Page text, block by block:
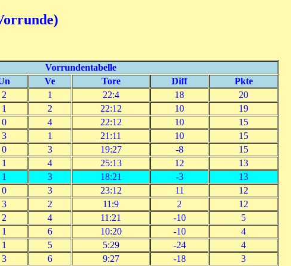
Vorrundentabelle
Ve Tore Diff
Pkte
2 1 22:4 18
20
1 2 22:12 10
19
0 4 22:12 10
15
3 1 21:11 10
15
0 3 19:27 -8
15
1 4 25:13 12
13
1 3 18:21 -3
13
0 3 23:12 11
12
3 2 11:9 2
12
2 4 11:21 -10
5
1 6 10:20 -10
4
1 5 5:29 -24
4
3 6 9:27 -18
3